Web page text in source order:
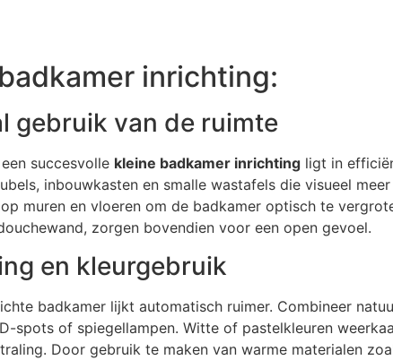
inrichting:
gebruik van de ruimte
succesvolle kleine badkamer inrichtingligt in
inbouwkasten en smalle wastafels die visueel
muren en vloeren om de badkamer optisch te
zorgen bovendien voor een open gevoel.
en kleurgebruik
badkamer lijkt automatisch ruimer. Combineer
spots of spiegellampen. Witte of pastelkleuren
Door gebruik te maken van warme materialen